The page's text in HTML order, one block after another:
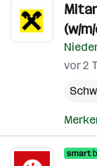
(w/
vor 2